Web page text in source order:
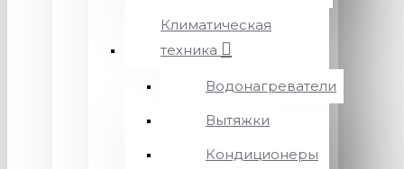
Климатическая
техника
Водонагреватели
Вытяжки
Кондиционеры